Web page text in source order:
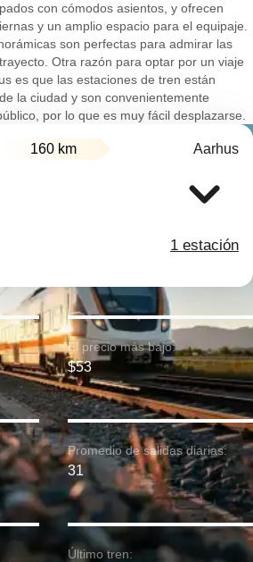
con cómodos asientos, y ofrecen
y un amplio espacio para el equipaje.
son perfectas para admirar las
Otra razón para optar por un viaje
es que las estaciones de tren están
la ciudad y son convenientemente
por lo que es muy fácil desplazarse.
160 km Aarhus
1 estación
El precio más bajo:
$53
Promedio de salidas diarias:
31
Último tren: